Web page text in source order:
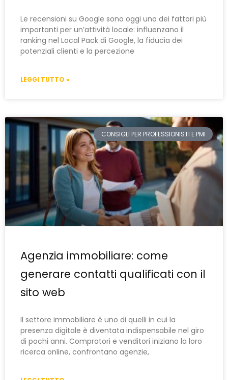
Le recensioni su Google sono oggi uno dei fattori più
importanti per un’attività locale: influenzano il
ranking nel Local Pack di Google, la fiducia dei
potenziali clienti e la percezione
LEGGI TUTTO »
CONSIGLI PER PROFESSIONISTI E PMI
Agenzia immobiliare: come
generare contatti qualificati con il
sito web
Il settore immobiliare è uno di quelli in cui la
presenza digitale è diventata indispensabile nel giro
di pochi anni. Compratori e venditori iniziano la loro
ricerca online, confrontano agenzie,